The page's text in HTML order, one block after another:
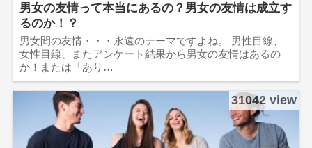
男女の友情って本当にあるの？男女の友情は成立す
るのか！？
男女間の友情・・・永遠のテーマですよね。 男性目線、
女性目線、またアンケート結果から男女の友情はあるの
か！または「あり…
31042 view